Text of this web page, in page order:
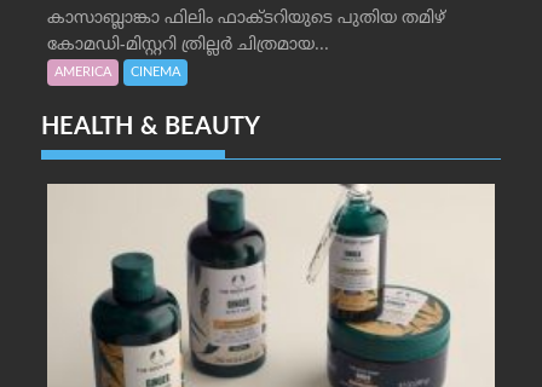
കാസാബ്ലാങ്കാ ഫിലിം ഫാക്ടറിയുടെ പുതിയ തമിഴ്
കോമഡി-മിസ്റ്ററി ത്രില്ലർ ചിത്രമായ...
AMERICA CINEMA
HEALTH & BEAUTY